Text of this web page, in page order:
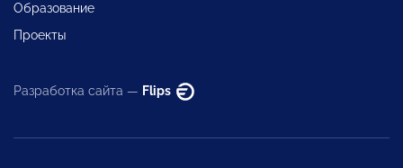
Образование
Проекты
Разработка сайта — Flips